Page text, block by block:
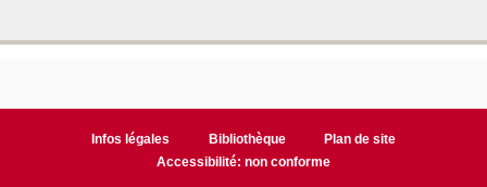
Infos légales Bibliothèque
Plan de site
Accessibilité: non conforme